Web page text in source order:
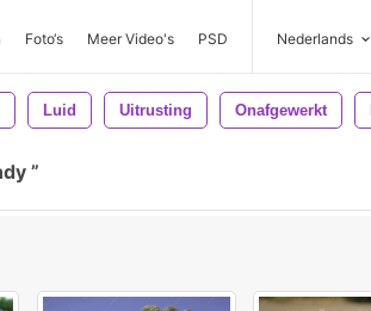
Foto‘s Meer Video's PSD Nederlands
Luid Uitrusting Onafgewerkt